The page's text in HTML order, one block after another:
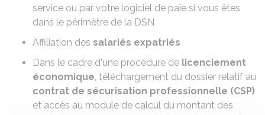
service ou par votre logiciel de paie si vous êtes
dans le périmètre de la DSN
Affiliation des salariés expatriés
Dans le cadre d'une procédure de licenciement
économique, téléchargement du dossier relatif au
contrat de sécurisation professionnelle (CSP)
et accès au module de calcul du montant des